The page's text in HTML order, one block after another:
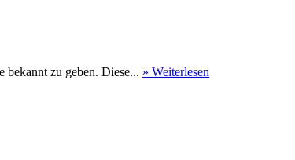
bekannt zu geben. Diese... » Weiterlesen